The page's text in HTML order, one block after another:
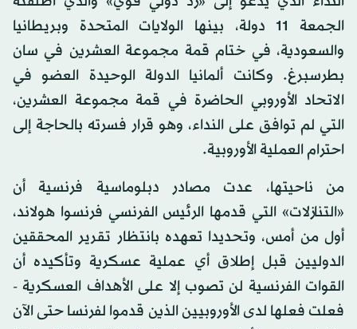
الجمعة 11 دولة، بينها الولايات المتحدة وبريطانيا
والسعودية، في ختام قمة مجموعة العشرين في سان
بطرسبرغ. وكانت ألمانيا الدولة الوحيدة العضو في
الاتحاد الأوروبي الحاضرة في قمة مجموعة العشرين،
التي لم توافق على النداء، وهو قرار فسرته بالحاجة إلى
احترام العملية الأوروبية.
من ناحيتها، عدت مصادر دبلوماسية فرنسية أن
«التنازلات» التي قدمها الرئيس الفرنسي فرنسوا هولاند،
أول من أمس، وتحديدا تعهده بانتظار تقرير المحققين
الدوليين قبل إطلاق أي عملية عسكرية وتأكيده أن
القوات الفرنسية لن تصوب إلا على الأهداف العسكرية -
فعلت فعلها لدى الأوروبيين الذين قدموا لفرنسا حتى الآن